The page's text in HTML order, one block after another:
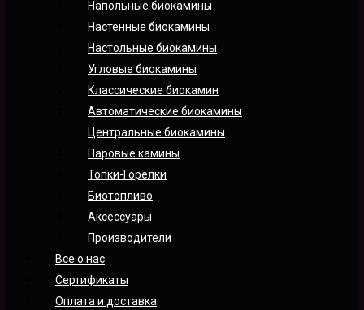
Напольные биокамины
Настенные биокамины
Настoльные биокамины
Угловые биокамины
Классические биокамин
Автоматические биокамины
Центральные биокамины
Паровые камины
Топки-Горелки
Биотопливо
Аксессуары
Производители
Все о нас
Сертификаты
Оплата и доставка